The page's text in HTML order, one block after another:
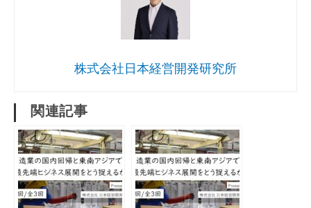
株式会社日本経営開発研究所
関連記事